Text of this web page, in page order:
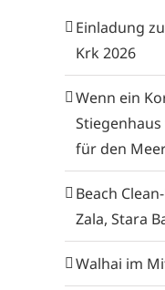
Einladung
Krk 2026
Wenn ein
Stiegenhaus
für den
Beach
Zala, Stara
Walhai im